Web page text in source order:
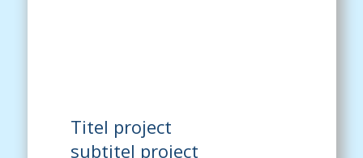
Titel project
subtitel project